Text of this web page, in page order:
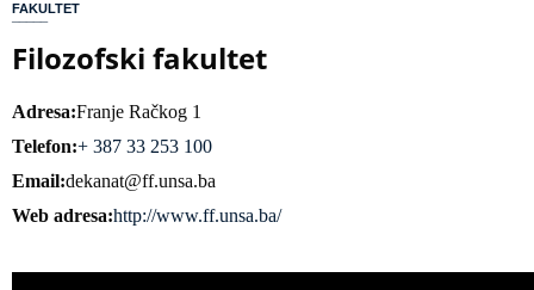
here
FAKULTET
Filozofski fakultet
Adresa Franje Račkog 1
Telefon + 387 33 253 100
Email dekanat@ff.unsa.ba
Web adresa http://www.ff.unsa.ba/